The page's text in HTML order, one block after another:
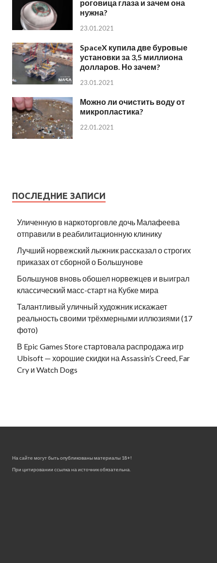
роговица глаза и зачем она
нужна?
23.01.2021
SpaceX купила две буровые
установки за 3,5 миллиона
долларов. Но зачем?
23.01.2021
Можно ли очистить воду от
микропластика?
22.01.2021
ПОСЛЕДНИЕ ЗАПИСИ
Уличенную в наркоторговле дочь Малафеева
отправили в реабилитационную клинику
Лучший норвежский лыжник рассказал о строгих
приказах от сборной о Большунове
Большунов вновь обошел норвежцев и выиграл
классический масс-старт на Кубке мира
Талантливый уличный художник искажает
реальность своими трёхмерными иллюзиями (17
фото)
В Epic Games Store стартовала распродажа игр
Ubisoft — хорошие скидки на Assassin’s Creed, Far
Cry и Watch Dogs
На сайте могут быть опубликованы материалы 18+!
При цитировании ссылка на источник обязательна.